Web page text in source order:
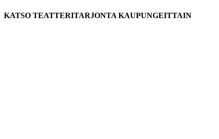
KATSO TEATTERITARJONTA KAUPUNGEITTAIN